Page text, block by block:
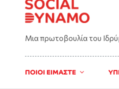
Μια πρωτοβουλία του
ΠΟΙΟΙ ΕΙΜΑΣΤΕ